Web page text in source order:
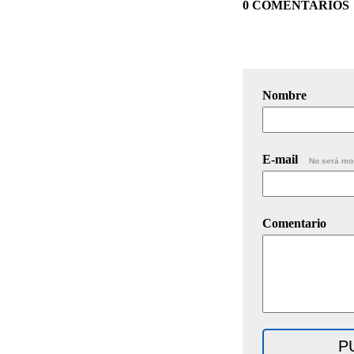
0 COMENTARIOS
Nombre
E-mail No será
Comentario